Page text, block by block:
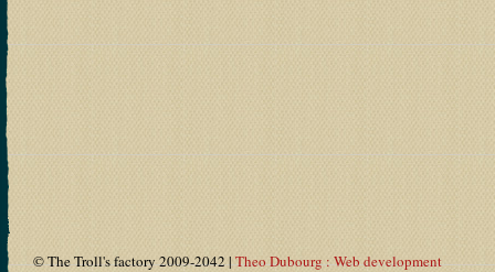
© The Troll's factory 2009-2042 |Theo Dubourg : Web development